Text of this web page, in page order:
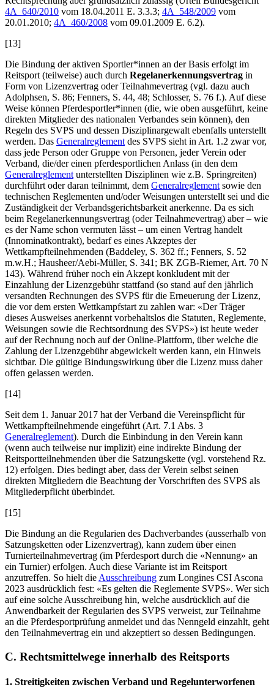
4A_640/2010 vom 18.04.2011 E. 3.3.3; 4A_548/2009 vom
20.01.2010; 4A_460/2008 vom 09.01.2009 E. 6.2).
[13]
Die Bindung der aktiven Sportler*innen an der Basis erfolgt im
Reitsport (teilweise) auch durch Regelanerkennungsvertrag in
Form von Lizenzvertrag oder Teilnahmevertrag (vgl. dazu auch
Adolphsen, S. 86; Fenners, S. 44, 48; Schlosser, S. 76 f.). Auf diese
Weise können Pferdesportler*innen (die, wie oben ausgeführt, keine
direkten Mitglieder des nationalen Verbandes sein können), den
Regeln des SVPS und dessen Disziplinargewalt ebenfalls unterstellt
werden. Das Generalreglement des SVPS sieht in Art. 1.2 zwar vor,
dass jede Person oder Gruppe von Personen, jeder Verein oder
Verband, die/der einen pferdesportlichen Anlass (in den dem
Generalreglement unterstellten Disziplinen wie z.B. Springreiten)
durchführt oder daran teilnimmt, dem Generalreglement sowie den
technischen Reglementen und/oder Weisungen unterstellt sei und die
Zuständigkeit der Verbandsgerichtsbarkeit anerkenne. Da es sich
beim Regelanerkennungsvertrag (oder Teilnahmevertrag) aber – wie
es der Name schon vermuten lässt – um einen Vertrag handelt
(Innominatkontrakt), bedarf es eines Akzeptes der
Wettkampfteilnehmenden (Baddeley, S. 362 ff.; Fenners, S. 52
m.w.H.; Hausheer/Aebi-Müller, S. 341; BK ZGB-Riemer, Art. 70 N
143). Während früher noch ein Akzept konkludent mit der
Einzahlung der Lizenzgebühr stattfand (so stand auf den jährlich
versandten Rechnungen des SVPS für die Erneuerung der Lizenz,
die vor dem ersten Wettkampfstart zu zahlen war: «Der Träger
dieses Ausweises anerkennt vorbehaltslos die Statuten, Reglemente,
Weisungen sowie die Rechtsordnung des SVPS») ist heute weder
auf der Rechnung noch auf der Online-Plattform, über welche die
Zahlung der Lizenzgebühr abgewickelt werden kann, ein Hinweis
sichtbar. Die gültige Bindungswirkung über die Lizenz muss daher
offen gelassen werden.
[14]
Seit dem 1. Januar 2017 hat der Verband die Vereinspflicht für
Wettkampfteilnehmende eingeführt (Art. 7.1 Abs. 3
Generalreglement). Durch die Einbindung in den Verein kann
(wenn auch teilweise nur implizit) eine indirekte Bindung der
Reitsportteilnehmenden über die Satzungskette (vgl. vorstehend Rz.
12) erfolgen. Dies bedingt aber, dass der Verein selbst seinen
direkten Mitgliedern die Beachtung der Vorschriften des SVPS als
Mitgliederpflicht überbindet.
[15]
Die Bindung an die Regularien des Dachverbandes (ausserhalb von
Satzungsketten oder Lizenzvertrag), kann zudem über einen
Turnierteilnahmevertrag (im Pferdesport durch die «Nennung» an
ein Turnier) erfolgen. Auch diese Variante ist im Reitsport
anzutreffen. So hielt die Ausschreibung zum Longines CSI Ascona
2023 ausdrücklich fest: «Es gelten die Reglemente SVPS». Wer sich
auf eine solche Ausschreibung hin, welche ausdrücklich auf die
Anwendbarkeit der Regularien des SVPS verweist, zur Teilnahme
an die Pferdesportprüfung anmeldet und das Nenngeld einzahlt, geht
den Teilnahmevertrag ein und akzeptiert so dessen Bedingungen.
C. Rechtsmittelwege innerhalb des Reitsports
1. Streitigkeiten zwischen Verband und Regelunterworfenen